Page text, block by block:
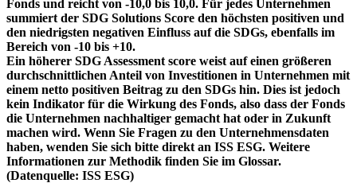
Fonds und reicht von -10,0 bis 10,0. Für jedes Unternehmen
summiert der SDG Solutions Score den höchsten positiven und
den niedrigsten negativen Einfluss auf die SDGs, ebenfalls im
Bereich von -10 bis +10.
Ein höherer SDG Assessment score weist auf einen größeren
durchschnittlichen Anteil von Investitionen in Unternehmen mit
einem netto positiven Beitrag zu den SDGs hin. Dies ist jedoch
kein Indikator für die Wirkung des Fonds, also dass der Fonds
die Unternehmen nachhaltiger gemacht hat oder in Zukunft
machen wird. Wenn Sie Fragen zu den Unternehmensdaten
haben, wenden Sie sich bitte direkt an ISS ESG. Weitere
Informationen zur Methodik finden Sie im Glossar.
(Datenquelle: ISS ESG)